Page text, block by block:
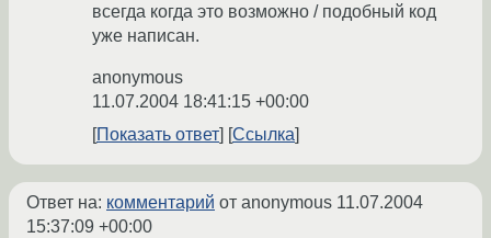
всегда когда это возможно / подобный код
уже написан.
anonymous
11.07.2004 18:41:15 +00:00
Показать ответ
Ссылка
Ответ на: комментарий от anonymous 11.07.2004
15:37:09 +00:00